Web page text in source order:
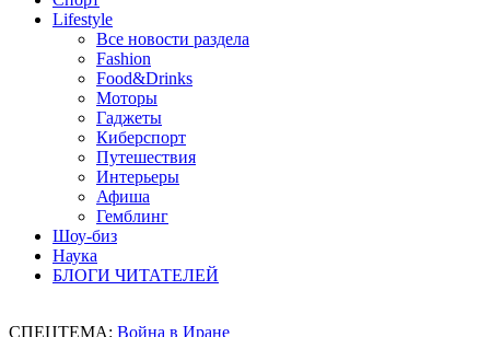
Lifestyle
Все новости раздела
Fashion
Food&Drinks
Моторы
Гаджеты
Киберспорт
Путешествия
Интерьеры
Афиша
Гемблинг
Шоу-биз
Наука
БЛОГИ ЧИТАТЕЛЕЙ
СПЕЦТЕМА: Война в Иране